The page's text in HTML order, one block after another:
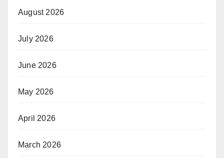
August 2026
July 2026
June 2026
May 2026
April 2026
March 2026